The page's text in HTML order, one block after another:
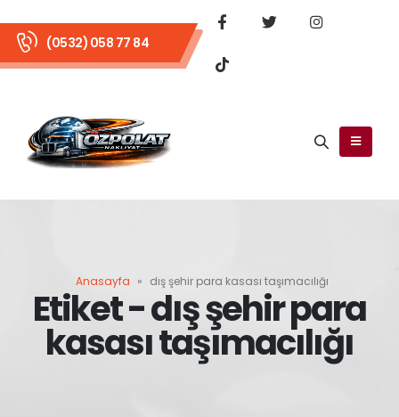
(0532) 058 77 84
Anasayfa » dış şehir para kasası taşımacılığı
Etiket - dış şehir para
kasası taşımacılığı